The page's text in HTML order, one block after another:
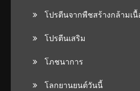
โปรตีนจากพืชสร้างกล้ามเนื้
โปรตีนเสริม
โภชนาการ
โลกยานยนต์วันนี้